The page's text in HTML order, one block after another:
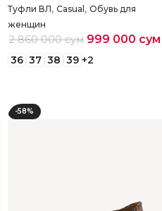
Туфли ВЛ, Casual, Обувь для
женщин
2 860 000сум 999 000 сум
36 37 38 39 +2
-58%